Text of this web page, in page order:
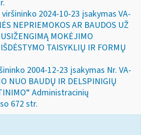
viršininko 2024-10-23 įsakymas VA-
NEPRIEMOKOS AR BAUDOS UŽ
MOKĖJIMO
TAISYKLIŲ IR FORMŲ
2004-12-23 įsakymas Nr. VA-
NUO BAUDŲ IR DELSPINIGIŲ
Administracinių
672 str.